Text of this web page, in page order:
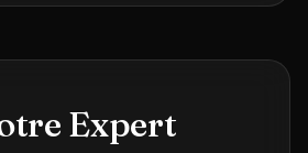
Expert